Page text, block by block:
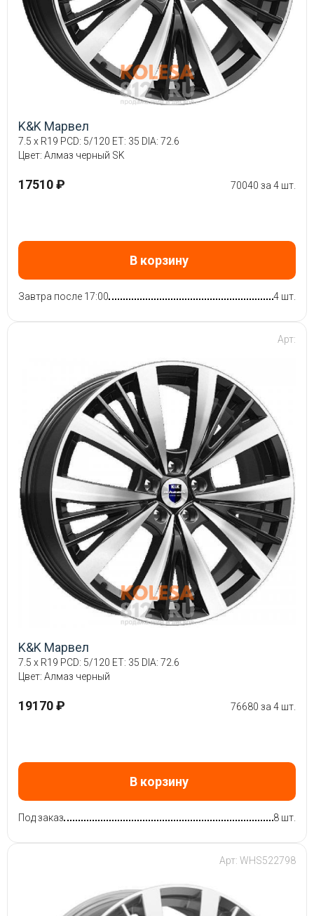
K&K Марвел
7.5 x R19 PCD: 5/120 ET: 35 DIA: 72.6
Цвет: Алмаз черный SK
17510 ₽ 70040 за 4 шт.
В корзину
Завтра после 17:00 4 шт.
Арт:
K&K Марвел
7.5 x R19 PCD: 5/120 ET: 35 DIA: 72.6
Цвет: Алмаз черный
19170 ₽ 76680 за 4 шт.
В корзину
Под заказ 8 шт.
Арт: WHS522798